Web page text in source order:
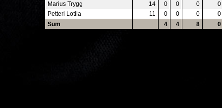
Marius Trygg
14 0 0 0
0
Petteri Lotila
11 0 0 0
0
Sum
4 4 8 0